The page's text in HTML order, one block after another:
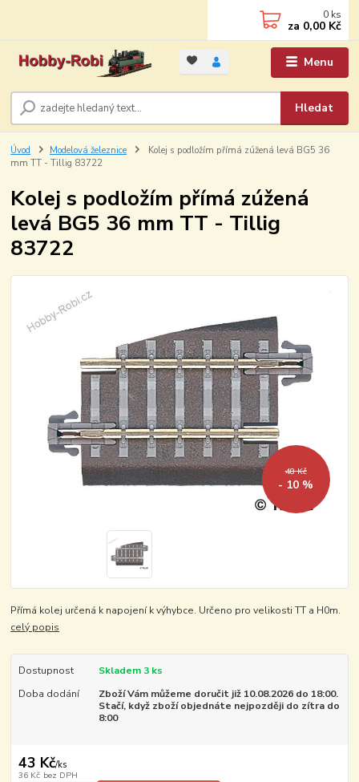
Menu
Hledat
0 ks
za 0,00 Kč
Úvod Modelová železnice
Kolej s podložím přímá zúžená levá BG5 36
mm TT - Tillig 83722
Kolej s podložím přímá zúžená
levá BG5 36 mm TT - Tillig
83722
48 Kč
- 10 %
Přímá kolej určená k napojení k výhybce. Určeno pro velikosti TT a H0m.
celý popis
Dostupnost
Skladem 3 ks
Doba dodání
Zboží Vám můžeme doručit již 10.08.2026 do 18:00.
Stačí, když zboží objednáte nejpozději do zítra do
8:00
43 Kč/ks
36 Kč bez DPH